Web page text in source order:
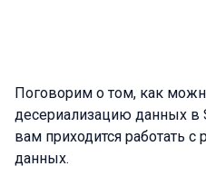
Поговорим о том, как
десериализацию данных в
вам приходится работать
данных.